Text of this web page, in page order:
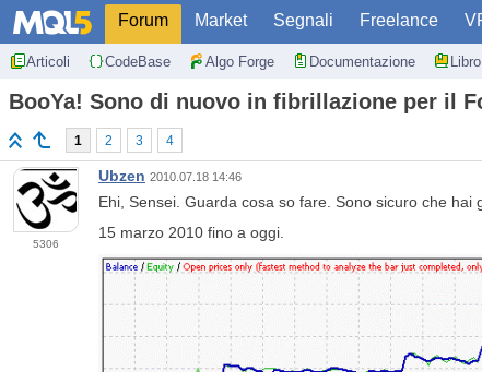
Forum Market Segnali Freelance
Articoli CodeBase Algo Forge Documentazione
BooYa! Sono di nuovo in fibrillazione per il
1 2 3 4
5306
Ubzen 2010.07.18 14:46
Ehi, Sensei. Guarda cosa so fare. Sono sicuro che hai
15 marzo 2010 fino a oggi.